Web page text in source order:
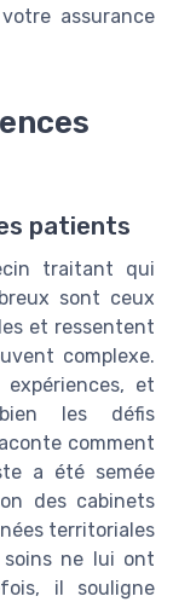
assurance
patients
traitant qui
sont ceux
et ressentent
complexe.
et
les défis
comment
a été semée
des cabinets
territoriales
soins ne lui ont
il souligne